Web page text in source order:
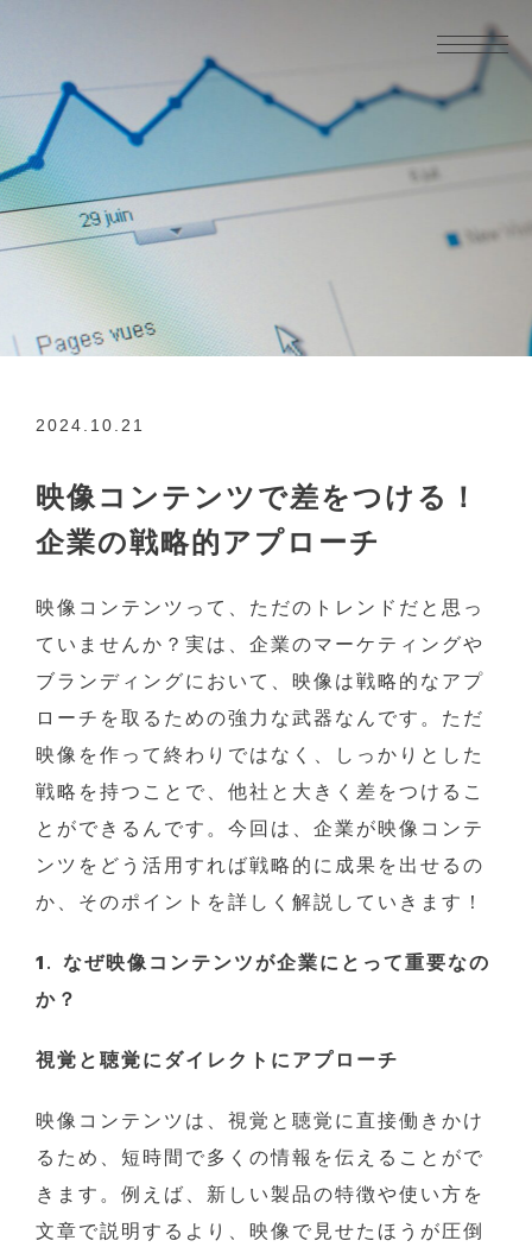
2024.10.21
映像コンテンツで差をつける！
企業の戦略的アプローチ
映像コンテンツって、ただのトレンドだと思っ
ていませんか？実は、企業のマーケティングや
ブランディングにおいて、映像は戦略的なアプ
ローチを取るための強力な武器なんです。ただ
映像を作って終わりではなく、しっかりとした
戦略を持つことで、他社と大きく差をつけるこ
とができるんです。今回は、企業が映像コンテ
ンツをどう活用すれば戦略的に成果を出せるの
か、そのポイントを詳しく解説していきます！
1. なぜ映像コンテンツが企業にとって重要なの
か？
視覚と聴覚にダイレクトにアプローチ
映像コンテンツは、視覚と聴覚に直接働きかけ
るため、短時間で多くの情報を伝えることがで
きます。例えば、新しい製品の特徴や使い方を
文章で説明するより、映像で見せたほうが圧倒